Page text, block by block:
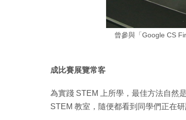
曾參與「Google CS
成比賽展覽常客
為實踐 STEM 上所學，最佳方法自然
STEM 教室，隨便都看到同學們正在